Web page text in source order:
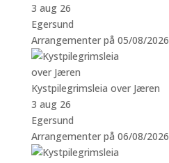
3 aug 26
Egersund
Arrangementer på 05/08/2026
Kystpilegrimsleia over Jæren
3 aug 26
Egersund
Arrangementer på 06/08/2026